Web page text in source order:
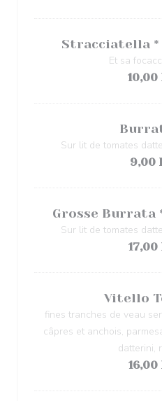
Stracciatella *
Et sa
10,00
Sur lit de tomates
9,00
Grosse Burrata
Sur lit de tomates
17,00
Vitello
fines tranches de veau
câpres et anchois,
datterini,
16,00